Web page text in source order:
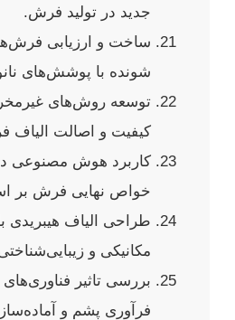
جدید در تولید فرش.
ساخت و ارزیابی
شونده با پوشش‌های
توسعه روش‌های
کیفیت و اصالت الیاف
کاربرد هوش مصنوعی
خواص نهایی فرش بر
طراحی الیاف هیبریدی
مکانیکی و
بررسی تاثیر
فرآوری پشم و